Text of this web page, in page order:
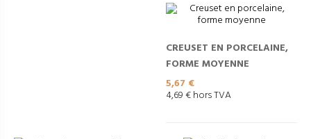
CREUSET EN PORCELAINE,
FORME MOYENNE
Prix
5,67 €
4,69 € hors TVA